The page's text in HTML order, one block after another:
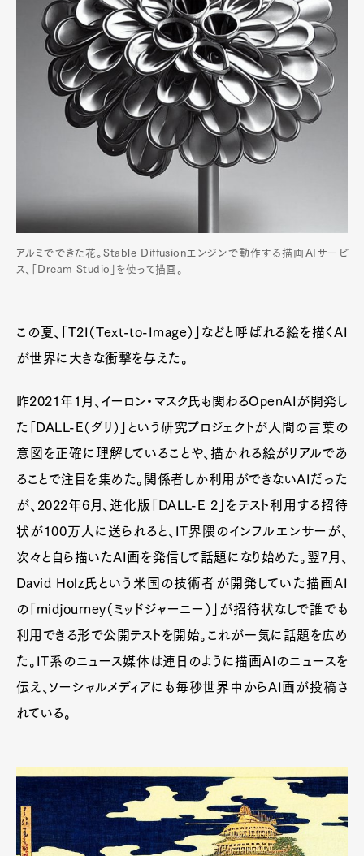
アルミでできた花。Stable Diffusionエンジンで動作する描画AIサービ
ス、「Dream Studio」を使って描画。
この夏、「T2I（Text-to-Image）」などと呼ばれる絵を描くAI
が世界に大きな衝撃を与えた。
昨2021年1月、イーロン・マスク氏も関わるOpenAIが開発し
た「DALL-E（ダリ）」という研究プロジェクトが人間の言葉の
意図を正確に理解していることや、描かれる絵がリアルであ
ることで注目を集めた。関係者しか利用ができないAIだった
が、2022年6月、進化版「DALL-E 2」をテスト利用する招待
状が100万人に送られると、IT界隈のインフルエンサーが、
次々と自ら描いたAI画を発信して話題になり始めた。翌7月、
David Holz氏という米国の技術者が開発していた描画AI
の「midjourney（ミッドジャーニー）」が招待状なしで誰でも
利用できる形で公開テストを開始。これが一気に話題を広め
た。IT系のニュース媒体は連日のように描画AIのニュースを
伝え、ソーシャルメディアにも毎秒世界中からAI画が投稿さ
れている。